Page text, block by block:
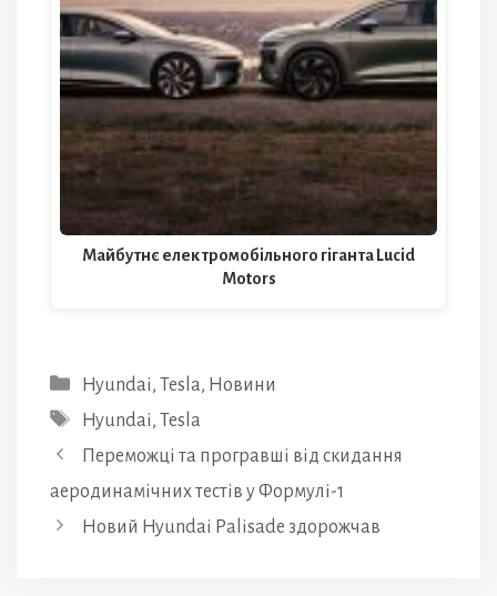
Майбутнє електромобільного гіганта Lucid
Motors
Категорії
Hyundai, Tesla, Новини
Позначки
Hyundai, Tesla
Переможці та програвші від скидання
аеродинамічних тестів у Формулі-1
Новий Hyundai Palisade здорожчав